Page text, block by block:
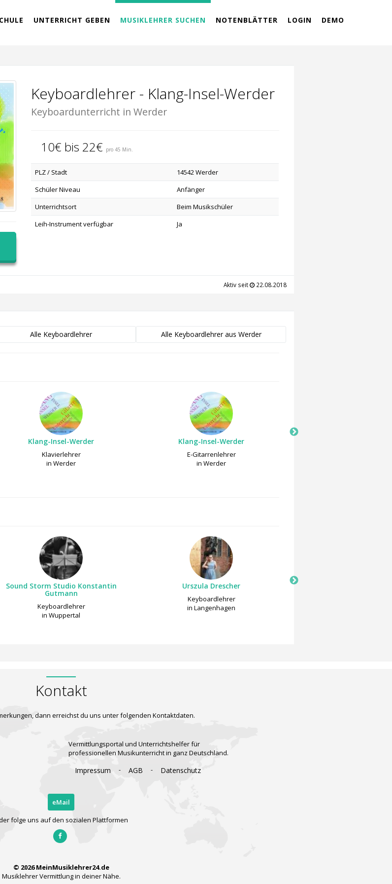
UNTERRICHT GEBEN MUSIKLEHRER SUCHEN NOTENBLÄTTER LOGIN DEMO
Keyboardlehrer - Klang-Insel-Werder
Keyboardunterricht in Werder
10€ bis 22€ pro 45 Min.
PLZ / Stadt
14542 Werder
Schüler Niveau
Anfänger
Unterrichtsort
Beim Musikschüler
Leih-Instrument verfügbar
Ja
Aktiv seit 22.08.2018
Alle Keyboardlehrer Alle Keyboardlehrer aus Werder
Klang-Insel-Werder
Klavierlehrer
in Werder
Klang-Insel-Werder
E-Gitarrenlehrer
in Werder
Sound Storm Studio Konstantin
Gutmann
Keyboardlehrer
in Wuppertal
Urszula Drescher
Keyboardlehrer
in Langenhagen
Saxophonistin und
Kontakt
dann erreichst du uns unter folgenden Kontaktdaten.
Vermittlungsportal und Unterrichtshelfer für
professionellen Musikunterricht in ganz Deutschland.
Impressum - AGB - Datenschutz
eMail
folge uns auf den sozialen Plattformen
© 2026 MeinMusiklehrer24.de
Musiklehrer Vermittlung in deiner Nähe.